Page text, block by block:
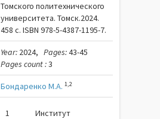
Томского политехнического
университета. Томск.2024.
458 c. ISBN 978-5-4387-1195-7.
Year: 2024, Pages:43-45
Pages count :3
Бондаренко М.А. 1,2
1
Институт